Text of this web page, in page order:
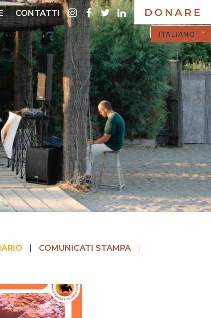
DONARE
ITALIANO
CONTATTI instagram
Facebook
twitter
LinkedIn
COMUNICATI STAMPA